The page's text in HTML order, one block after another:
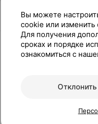
таблетки ×30,
281
Вы можете
cookie или изменить
Для получения
сроках и порядке
ознакомиться с
Отклонить